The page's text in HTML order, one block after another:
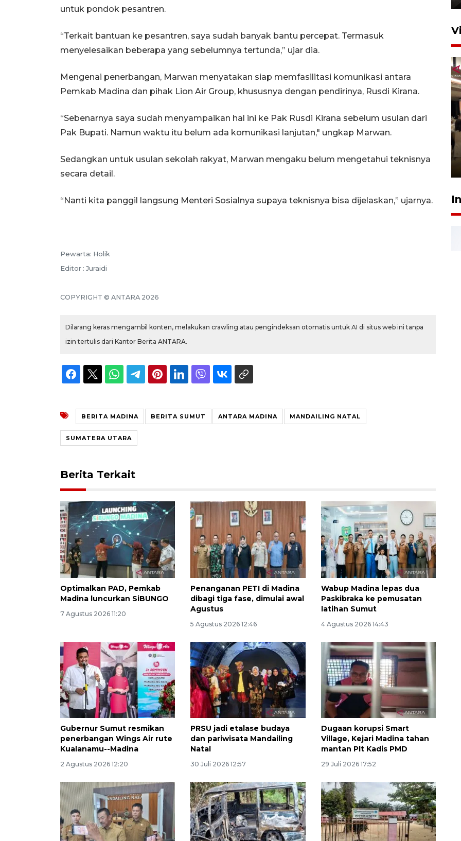
untuk pondok pesantren.
“Terkait bantuan ke pesantren, saya sudah banyak bantu percepat. Termasuk
menyelesaikan beberapa yang sebelumnya tertunda,” ujar dia.
Mengenai penerbangan, Marwan menyatakan siap memfasilitasi komunikasi antara
Pemkab Madina dan pihak Lion Air Group, khususnya dengan pendirinya, Rusdi Kirana.
“Sebenarnya saya sudah menyampaikan hal ini ke Pak Rusdi Kirana sebelum usulan dari
Pak Bupati. Namun waktu itu belum ada komunikasi lanjutan," ungkap Marwan.
Sedangkan untuk usulan sekolah rakyat, Marwan mengaku belum mengetahui teknisnya
secara detail.
“Nanti kita panggil langsung Menteri Sosialnya supaya teknisnya bisa dijelaskan,” ujarnya.
Pewarta: Holik
Editor : Juraidi
COPYRIGHT © ANTARA 2026
Dilarang keras mengambil konten, melakukan crawling atau pengindeksan otomatis untuk AI di situs web ini tanpa
izin tertulis dari Kantor Berita ANTARA.
BERITA MADINA BERITA SUMUT ANTARA MADINA MANDAILING NATAL
SUMATERA UTARA
Berita Terkait
Optimalkan PAD, Pemkab
Madina luncurkan SiBUNGO
7 Agustus 2026 11:20
Penanganan PETI di Madina
dibagi tiga fase, dimulai awal
Agustus
5 Agustus 2026 12:46
Wabup Madina lepas dua
Paskibraka ke pemusatan
latihan Sumut
4 Agustus 2026 14:43
Gubernur Sumut resmikan
penerbangan Wings Air rute
Kualanamu--Madina
2 Agustus 2026 12:20
PRSU jadi etalase budaya
dan pariwisata Mandailing
Natal
30 Juli 2026 12:57
Dugaan korupsi Smart
Village, Kejari Madina tahan
mantan Plt Kadis PMD
29 Juli 2026 17:52
Kodam I Bukit Barisan
luncurkan program Kodam
27 Juli 2026 20:00
160 ribu sambungan baru
jaringan gas 2026
2026-08-07 18:00:00